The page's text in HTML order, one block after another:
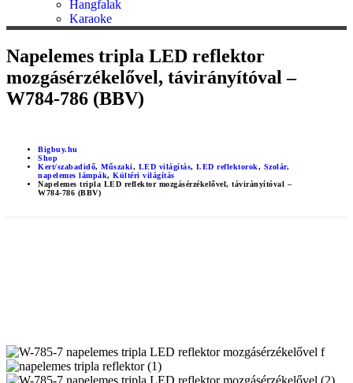
Hangfalak
Karaoke
Napelemes tripla LED reflektor
mozgásérzékelővel, távirányítóval –
W784-786 (BBV)
Bigbuy.hu
Shop
Kert/szabadidő, Műszaki, LED világítás, LED reflektorok, Szolár,
napelemes lámpák, Kültéri világítás
Napelemes tripla LED reflektor mozgásérzékelővel, távirányítóval –
W784-786 (BBV)